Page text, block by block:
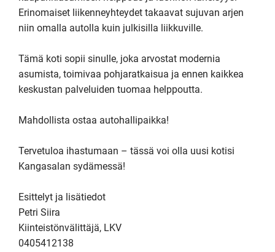
Erinomaiset liikenneyhteydet takaavat sujuvan arjen
niin omalla autolla kuin julkisilla liikkuville.
Tämä koti sopii sinulle, joka arvostat modernia
asumista, toimivaa pohjaratkaisua ja ennen kaikkea
keskustan palveluiden tuomaa helppoutta.
Mahdollista ostaa autohallipaikka!
Tervetuloa ihastumaan – tässä voi olla uusi kotisi
Kangasalan sydämessä!
Esittelyt ja lisätiedot
Petri Siira
Kiinteistönvälittäjä, LKV
0405412138